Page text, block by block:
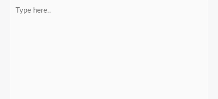
here..